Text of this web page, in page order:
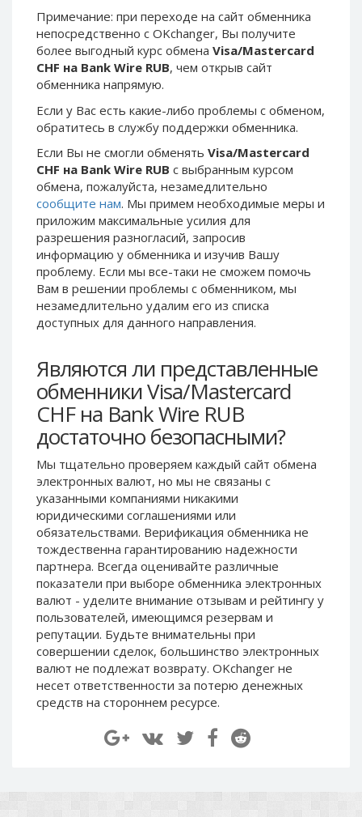
Примечание: при переходе на сайт обменника
непосредственно c OKchanger, Вы получите
более выгодный курс обмена Visa/Mastercard
CHF на Bank Wire RUB, чем открыв сайт
обменника напрямую.
Если у Вас есть какие-либо проблемы с обменом,
обратитесь в службу поддержки обменника.
Если Вы не смогли обменять Visa/Mastercard
CHF на Bank Wire RUB с выбранным курсом
обмена, пожалуйста, незамедлительно
сообщите нам. Мы примем необходимые меры и
приложим максимальные усилия для
разрешения разногласий, запросив
информацию у обменника и изучив Вашу
проблему. Если мы все-таки не сможем помочь
Вам в решении проблемы c обменником, мы
незамедлительно удалим его из списка
доступных для данного направления.
Являются ли представленные
обменники Visa/Mastercard
CHF на Bank Wire RUB
достаточно безопасными?
Мы тщательно проверяем каждый сайт обмена
электронных валют, но мы не связаны c
указанными компаниями никакими
юридическими соглашениями или
обязательствами. Верификация обменника не
тождественна гарантированию надежности
партнера. Всегда оценивайте различные
показатели при выборе обменника электронных
валют - уделите внимание отзывам и рейтингу у
пользователей, имеющимся резервам и
репутации. Будьте внимательны при
совершении сделок, большинство электронных
валют не подлежат возврату. OKchanger не
несет ответственности за потерю денежных
средств на стороннем ресурсе.
Paxum EUR
Epay USD
Epay EUR
Phone Balance RUB
Phone Balance UAH
Phone Balance AMD
Neteller USD
Neteller EUR
Neteller INR
Neteller PLN
Neteller GBP
Neteller NOK
Neteller SEK
PaySera USD
PaySera PLN
AliPay CNY
UnionPay CNY
Paymer USD
Paymer RUB
Paymer UAH
Capitalist USD
Capitalist RUB
Capitalist EUR
Payoneer USD
Payoneer EUR
Revolut Binance USD
(BUSD)
Revolut USD
Global24 UAH
Paxum EUR
Epay USD
Epay EUR
Phone Balance UAH
Phone Balance AMD
Neteller USD
Neteller EUR
Neteller INR
Neteller PLN
Neteller GBP
Neteller NOK
Neteller SEK
PaySera USD
PaySera PLN
AliPay CNY
UnionPay CNY
Paymer USD
Paymer RUB
Capitalist USD
Capitalist RUB
Capitalist EUR
Payoneer USD
Payoneer EUR
Revolut Binance USD
(BUSD)
Revolut USD
Revolut EUR
Piastrix EUR